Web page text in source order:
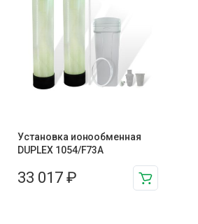
Установка ионообменная
DUPLEX 1054/F73A
33 017₽